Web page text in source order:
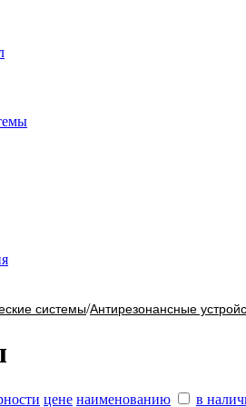
системы/Антирезонансные
цене наименованию в